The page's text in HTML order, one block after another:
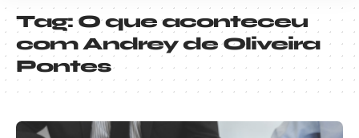
Tag:O que aconteceu
com Andrey de Oliveira
Pontes